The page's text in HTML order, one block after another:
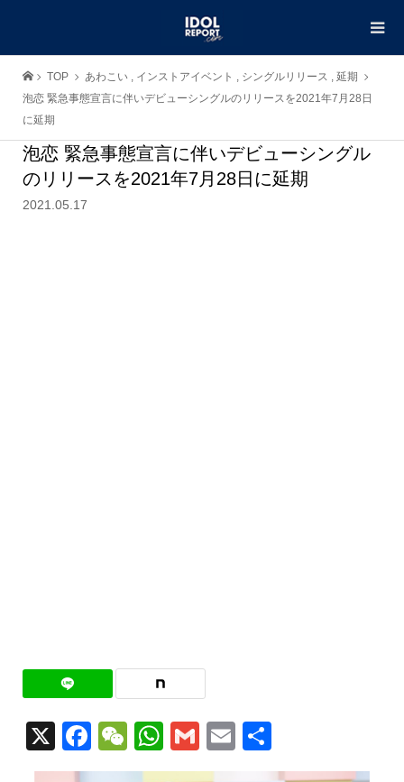
TOP あわこい , インストアイベント , シングルリリース , 延期
泡恋 緊急事態宣言に伴いデビューシングルのリリースを2021年7月28日
に延期
泡恋 緊急事態宣言に伴いデビューシングル
のリリースを2021年7月28日に延期
2021.05.17
X Facebook
WeChat
WhatsApp
GmailEmail
有